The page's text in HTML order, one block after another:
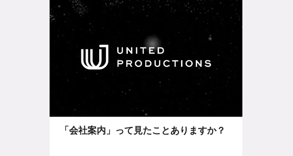
「会社案内」って見たことありますか？